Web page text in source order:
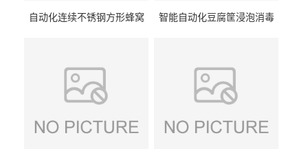
自动化连续不锈钢方形蜂窝
智能自动化豆腐筐浸泡消毒